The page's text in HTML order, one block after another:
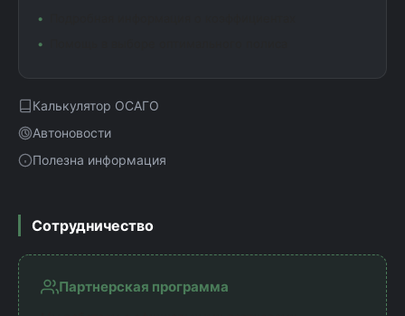
Калькулятор ОСАГО
Автоновости
Полезна информация
Сотрудничество
Партнерская программа